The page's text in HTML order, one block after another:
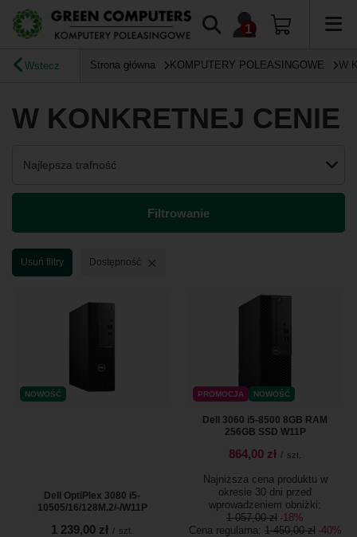
Wstecz Strona główna KOMPUTERY POLEASINGOWE W
W KONKRETNEJ CENIE
Zmień sortowanie
Najlepsza trafność
Filtrowanie
Usuń filtry Usuń filtr
Dostępność
NOWOŚĆ
Dell OptiPlex 3080 i5-
10505/16/128M.2/-/W11P
1 239,00 zł / szt.
PROMOCJA NOWOŚĆ
Dell 3060 i5-8500 8GB RAM
256GB SSD W11P
864,00 zł / szt.
Najniższa cena produktu w
okresie 30 dni przed
wprowadzeniem obniżki:
1 057,00 zł -18%
Cena regularna: 1 450,00 zł -40%